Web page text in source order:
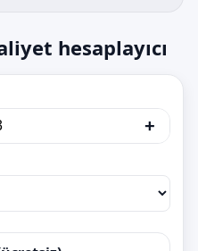
hesaplayıcı
+